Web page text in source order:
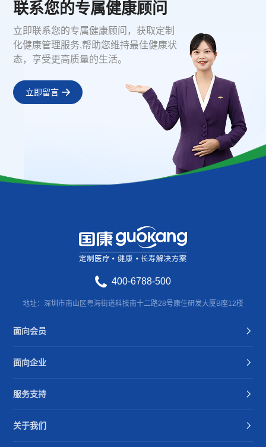
联系您的专属健康顾问
立即联系您的专属健康顾问，获取定制
化健康管理服务,帮助您维持最佳健康状
态，享受更高质量的生活。
立即留言
400-6788-500
地址：深圳市南山区粤海街道科技南十二路28号康佳研发大厦B座12楼
面向会员
面向企业
服务支持
关于我们